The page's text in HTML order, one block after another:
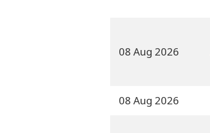
08 Aug 2026
08 Aug 2026